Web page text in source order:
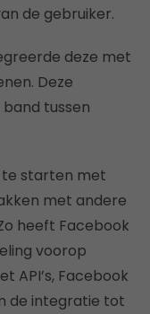
de gebruiker.
deze met
Deze
tussen
te starten met
met andere
heeft Facebook
voorop
API’s, Facebook
de integratie tot